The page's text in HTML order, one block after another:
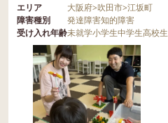
エリア 大阪府>吹田市>江坂町
障害種別
発達障害知的障害
受け入れ年齢未就学小学生中学生高校生